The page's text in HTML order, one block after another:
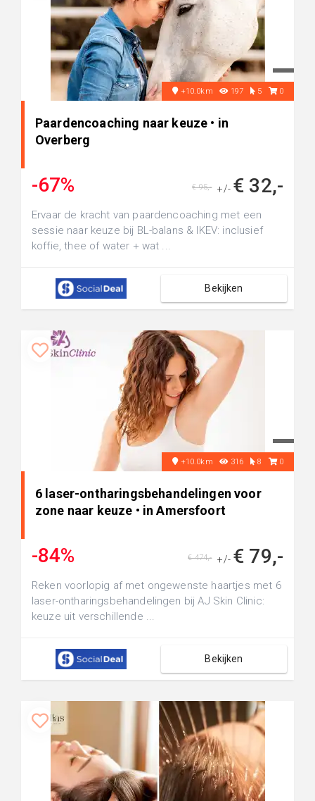
+10.0km 197 5 0
Paardencoaching naar keuze • in
Overberg
-67% +/- € 32,-
€ 95,-
Ervaar de kracht van paardencoaching met een
sessie naar keuze bij BL-balans & IKEV: inclusief
koffie, thee of water + wat ...
Bekijken
+10.0km 316 8 0
6 laser-ontharingsbehandelingen voor
zone naar keuze • in Amersfoort
-84% +/- € 79,-
€ 474,-
Reken voorlopig af met ongewenste haartjes met 6
laser-ontharingsbehandelingen bij AJ Skin Clinic:
keuze uit verschillende ...
Bekijken